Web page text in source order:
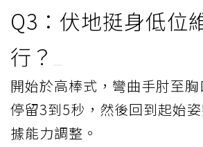
Q3：伏地挺身低位
行？
開始於高棒式，彎曲手肘至胸
停留3到5秒，然後回到起始
據能力調整。